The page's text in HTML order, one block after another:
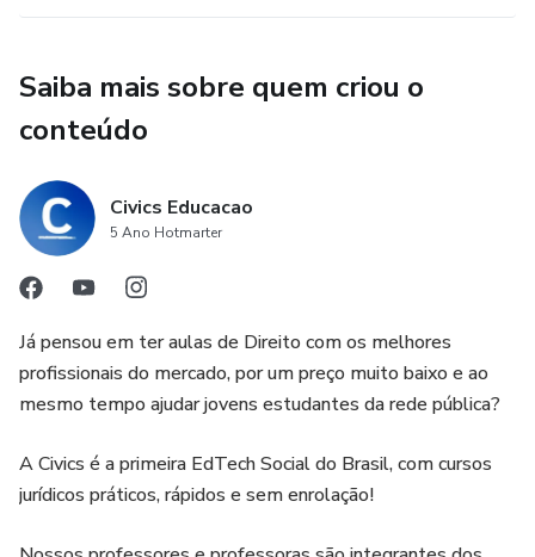
Saiba mais sobre quem criou o
conteúdo
Civics Educacao
5 Ano Hotmarter
Já pensou em ter aulas de Direito com os melhores
profissionais do mercado, por um preço muito baixo e ao
mesmo tempo ajudar jovens estudantes da rede pública?
A Civics é a primeira EdTech Social do Brasil, com cursos
jurídicos práticos, rápidos e sem enrolação!